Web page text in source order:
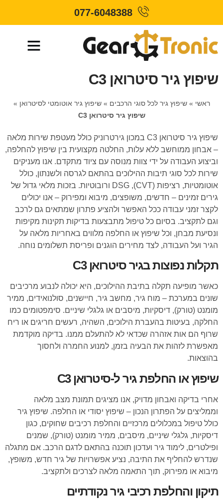
077-6048388
שיפוץ גיר סיטרואן C3
ראשי »שיפוץ גיר לכל סוגי הרכבים »שיפוץ גיר אוטומטי לסיטרואן »
שיפוץ גיר סיטרואן C3
שיפוץ גיר סיטרואן C3 במכון גירטרוניק כולל מעטפת שירות מלאה
– אבחון ממוחשב ללא עלות, החלטה מקצועית בין שיפוץ להחלפה,
וביצוע העבודה על ידי צוות מנוסה עם ציוד מתקדם. אנו מעניקים
שירות לכל סוגי תיבות ההילוכים בהתאם לגרסה ולשנתון, כולל
אוטומטיות, רציפות (CVT), DSG ורובוטיות. בזכות מלאי גדול של
גירים זמינים – חדשים, משופצים, מיבוא ומפירוק – אנו יכולים
לקצר זמני עבודה ככל האפשר ולהציע פתרון שמתאים גם לרכב
וגם לתקציב. בסיום כל טיפול מתבצעות בדיקות תקינות מקיפות
ונסיעת מבחן, וכל שיפוץ או החלפה מלווים באחריות מלאה על
הגיר ועל העבודה, לצד מחירים הוגנים ופריסת תשלומים נוחה.
תקלות נפוצות בגיר סיטרואן C3
כאשר מופיעה תקלה בתיבת ההילוכים, היא יכולה לנבוע מרכיבים
שונים במערכת – מוח גיר, מחשב גיר, חיישנים, סולנואידים, ממיר
מומנט (טורק), דיסקיות, מיסבים או גלגלי שיניים. סימפטומים כמו
החלקה, בעיטות בהעברת הילוכים, השהיה, רעשים חריגים או ריח
שרוף הם אות אזהרה שכדאי לא להתעלם ממנו. בדיקה מוקדמת
מאפשרת לזהות את הבעיה בזמן, למנוע החמרה ולחסוך
בהוצאות.
שיפוץ או החלפת גיר ל-סיטרואן C3
אחרי בדיקה ואבחון מדויק, אנו מציגים תמונת מצב מלאה
וממליצים על הפתרון הנכון – שיפוץ יסודי או החלפה. שיפוץ גיר
כולל טיפול במכלולים מרכזיים והחלפת רכיבים שחוקים, כגון
דיסקיות, גלגלי שיניים, מיסבים, ממיר מומנט (טורק), שמנים
ופילטרים, לימוד גיר ועדכון תוכנה בהתאם לדגם הרכב. אם מתגלה
שנדרש להחליף את התיבה, נציע אפשרויות של גיר חדש, משופץ,
מיבוא או מפירוק, תוך התאמה מלאה לצרכים ולתקציב.
תיקון והחלפת רכיבי גיר נקודתיים